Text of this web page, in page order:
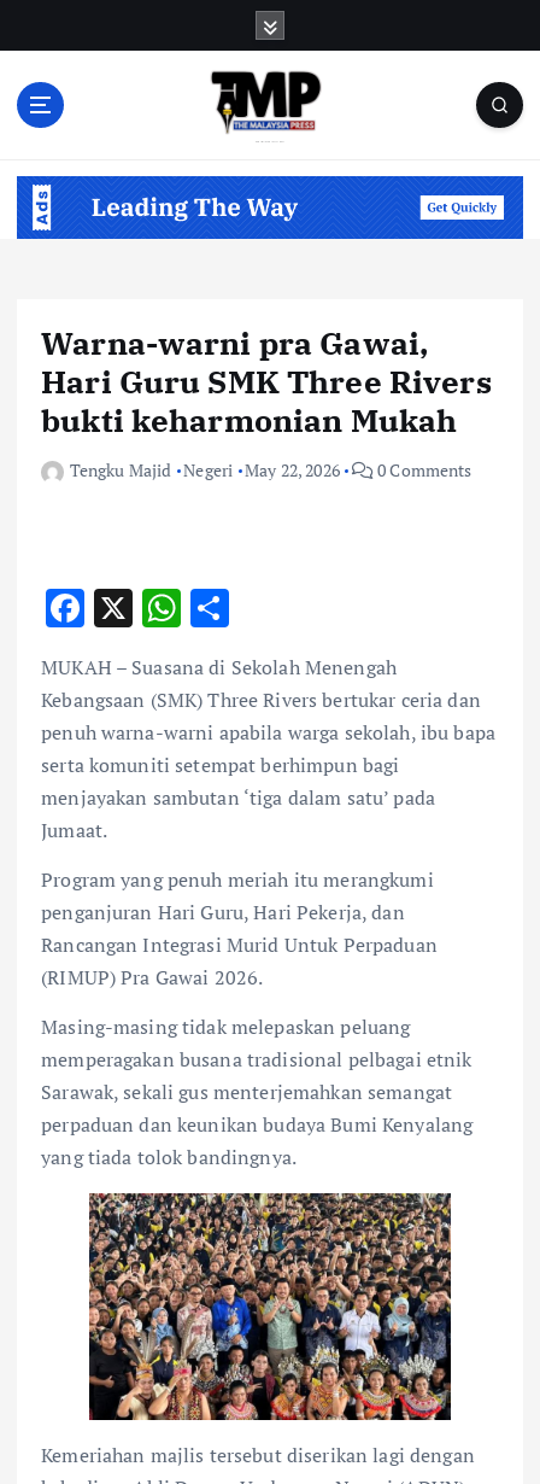
Warna-warni pra Gawai,
Hari Guru SMK Three Rivers
bukti keharmonian Mukah
Tengku Majid Negeri May 22, 2026 0 Comments
F
e
b
o
o
k
X W
at
s
A
p
h
ar
e
MUKAH – Suasana di Sekolah Menengah
Kebangsaan (SMK) Three Rivers bertukar ceria dan
penuh warna-warni apabila warga sekolah, ibu bapa
serta komuniti setempat berhimpun bagi
menjayakan sambutan ‘tiga dalam satu’ pada
Jumaat.
Program yang penuh meriah itu merangkumi
penganjuran Hari Guru, Hari Pekerja, dan
Rancangan Integrasi Murid Untuk Perpaduan
(RIMUP) Pra Gawai 2026.
Masing-masing tidak melepaskan peluang
memperagakan busana tradisional pelbagai etnik
Sarawak, sekali gus menterjemahkan semangat
perpaduan dan keunikan budaya Bumi Kenyalang
yang tiada tolok bandingnya.
Kemeriahan majlis tersebut diserikan lagi dengan